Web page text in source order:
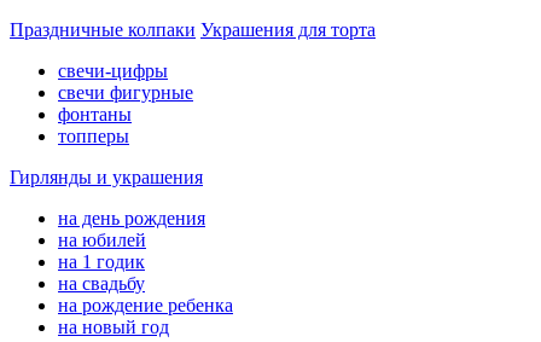
Праздничные колпаки Украшения для торта
свечи-цифры
свечи фигурные
фонтаны
топперы
Гирлянды и украшения
на день рождения
на юбилей
на 1 годик
на свадьбу
на рождение ребенка
на новый год